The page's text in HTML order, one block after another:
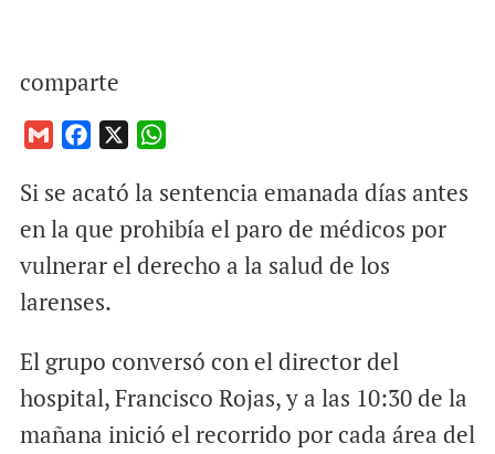
comparte
a
i
c
e
o
o
a
t
A
Si se acató la sentencia emanada días antes
en la que prohibía el paro de médicos por
vulnerar el derecho a la salud de los
larenses.
El grupo conversó con el director del
hospital, Francisco Rojas, y a las 10:30 de la
mañana inició el recorrido por cada área del